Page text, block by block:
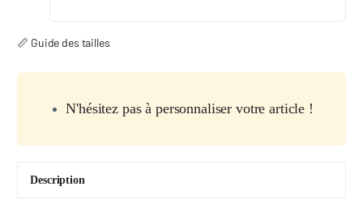
📏 Guide des tailles
N'hésitez pas à personnaliser votre article !
Description